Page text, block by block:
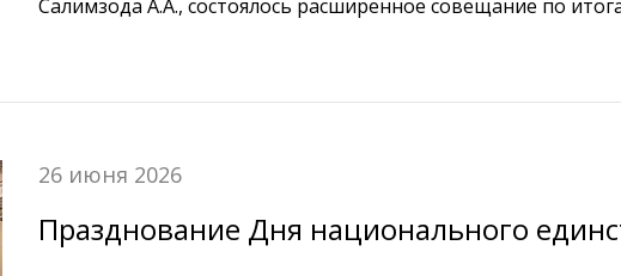
Салимзода А.А., состоялось расширенное совещание по
26 июня 2026
Празднование Дня национального